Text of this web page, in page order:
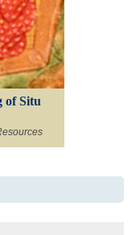
of Situ